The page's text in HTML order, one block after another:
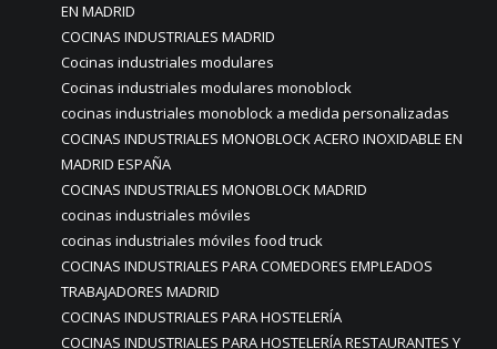
EN MADRID
COCINAS INDUSTRIALES MADRID
Cocinas industriales modulares
Cocinas industriales modulares monoblock
cocinas industriales monoblock a medida personalizadas
COCINAS INDUSTRIALES MONOBLOCK ACERO INOXIDABLE EN
MADRID ESPAÑA
COCINAS INDUSTRIALES MONOBLOCK MADRID
cocinas industriales móviles
cocinas industriales móviles food truck
COCINAS INDUSTRIALES PARA COMEDORES EMPLEADOS
TRABAJADORES MADRID
COCINAS INDUSTRIALES PARA HOSTELERÍA
COCINAS INDUSTRIALES PARA HOSTELERÍA RESTAURANTES Y